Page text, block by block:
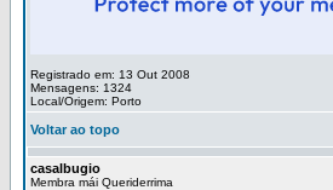
Registrado em: 13 Out 2008
Mensagens: 1324
Local/Origem: Porto
Voltar ao topo
casalbugio
Membra mái Queriderrima